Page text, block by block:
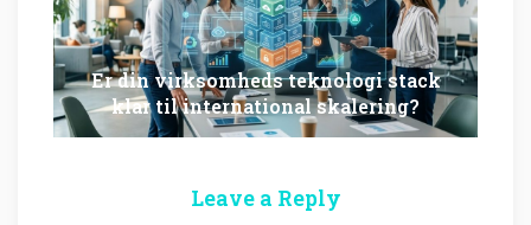
Er din virksomheds teknologi stack
klar til international skalering?
Leave a Reply